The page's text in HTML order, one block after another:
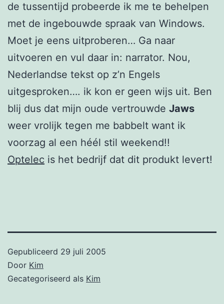
de tussentijd probeerde ik me te behelpen
met de ingebouwde spraak van Windows.
Moet je eens uitproberen… Ga naar
uitvoeren en vul daar in: narrator. Nou,
Nederlandse tekst op z’n Engels
uitgesproken…. ik kon er geen wijs uit. Ben
blij dus dat mijn oude vertrouwde Jaws
weer vrolijk tegen me babbelt want ik
voorzag al een héél stil weekend!!
Optelec is het bedrijf dat dit produkt levert!
Gepubliceerd 29 juli 2005
Door Kim
Gecategoriseerd als Kim